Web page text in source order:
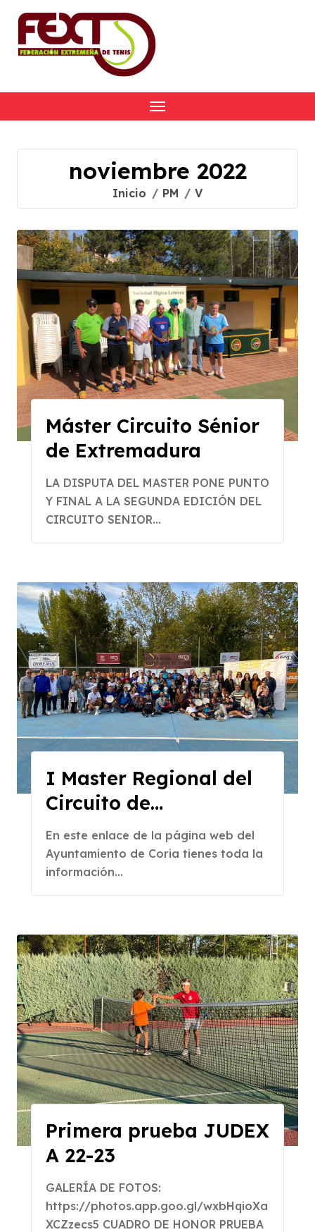
content
noviembre 2022
Inicio PM V
Máster Circuito Sénior
de Extremadura
LA DISPUTA DEL MASTER PONE PUNTO
Y FINAL A LA SEGUNDA EDICIÓN DEL
CIRCUITO SENIOR...
I Master Regional del
Circuito de
Aficionados 2022
En este enlace de la página web del
Ayuntamiento de Coria tienes toda la
información...
Primera prueba JUDEX
A 22-23
GALERÍA DE FOTOS:
https://photos.app.goo.gl/wxbHqioXa
XCZzecs5 CUADRO DE HONOR PRUEBA